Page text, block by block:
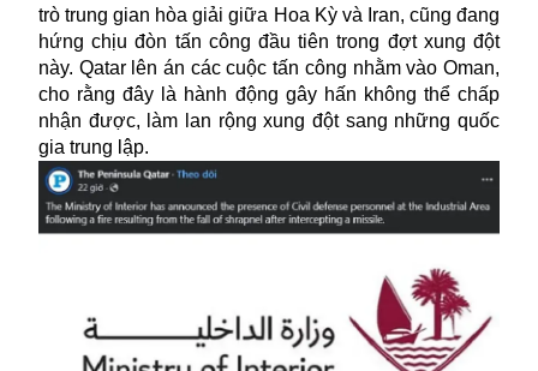
trò trung gian hòa giải giữa Hoa Kỳ và Iran, cũng đang
hứng chịu đòn tấn công đầu tiên trong đợt xung đột
này. Qatar lên án các cuộc tấn công nhằm vào Oman,
cho rằng đây là hành động gây hấn không thể chấp
nhận được, làm lan rộng xung đột sang những quốc
gia trung lập.